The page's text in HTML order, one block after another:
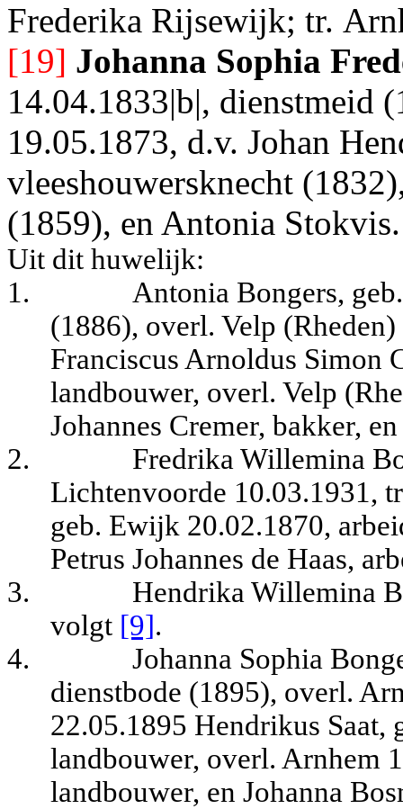
Frederika Rijsewijk; tr.
[19] Johanna Sophia
14.04.1833|b|, dienstmeid
19.05.1873, d.v. Johan
vleeshouwersknecht
(1859), en Antonia Stokvis.
Uit dit huwelijk:
1.
Antonia Bongers,
(1886), overl. Velp
Franciscus Arnoldus Simon
landbouwer, overl. Velp
Johannes Cremer, bakker,
2.
Fredrika Willemina
Lichtenvoorde 10.03.1931,
geb. Ewijk 20.02.1870,
Petrus Johannes de Haas,
3.
Hendrika Willemina
volgt [9].
4.
Johanna Sophia
dienstbode (1895), overl.
22.05.1895 Hendrikus Saat,
landbouwer, overl. Arnhem
landbouwer, en Johanna